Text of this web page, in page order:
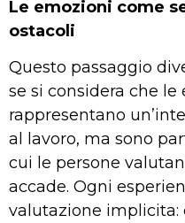
Le emozioni come
ostacoli
Questo passaggio
se si considera che le
rappresentano
al lavoro, ma sono
cui le persone
accade. Ogni
valutazione implicita: